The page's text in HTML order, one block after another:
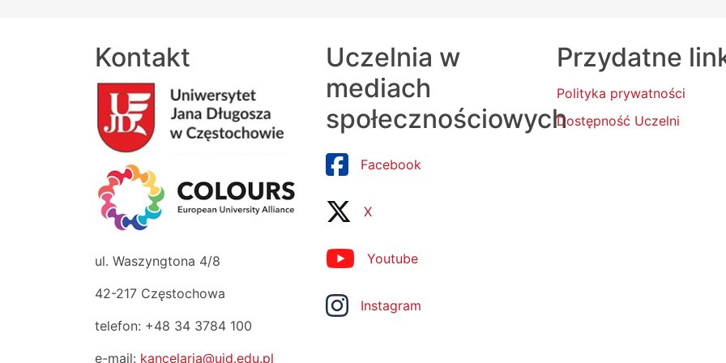
Kontakt
ul. Waszyngtona 4/8
42-217 Częstochowa
telefon: +48 34 3784 100
e-mail: kancelaria@ujd.edu.pl
Uczelnia w
mediach
społecznościowych
Facebook
X
Youtube
Instagram
Przydatne
Polityka prywatności
Dostępność Uczelni